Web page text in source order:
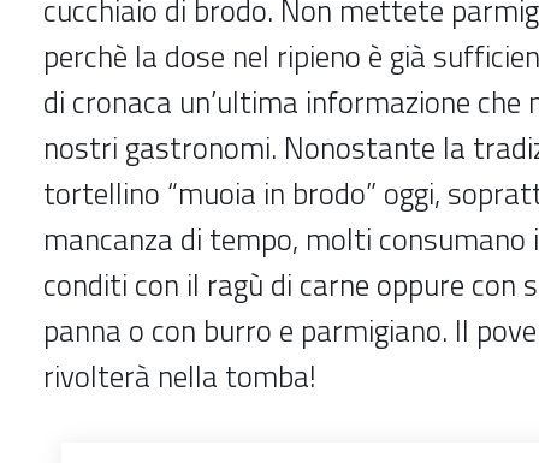
cucchiaio di brodo. Non mettete
perchè la dose nel ripieno è già
di cronaca un’ultima informazione che
nostri gastronomi. Nonostante la
tortellino “muoia in brodo” oggi,
mancanza di tempo, molti
conditi con il ragù di carne oppure con
panna o con burro e parmigiano. Il
rivolterà nella tomba!